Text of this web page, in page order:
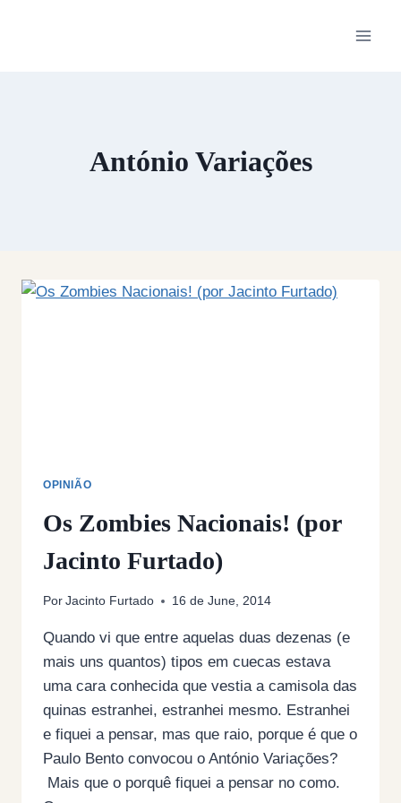
António Variações
OPINIÃO
Os Zombies Nacionais! (por
Jacinto Furtado)
Por Jacinto Furtado 16 de June, 2014
Quando vi que entre aquelas duas dezenas (e
mais uns quantos) tipos em cuecas estava
uma cara conhecida que vestia a camisola das
quinas estranhei, estranhei mesmo. Estranhei
e fiquei a pensar, mas que raio, porque é que o
Paulo Bento convocou o António Variações?
Mais que o porquê fiquei a pensar no como.